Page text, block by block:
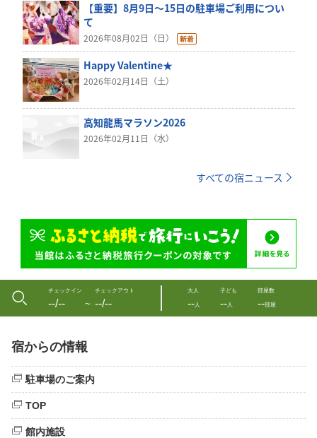
【重要】8月9日～15日の駐車場ご利用につい
て
2026年08月02日（日）
Happy Valentine★
2026年02月14日（土）
高知龍馬マラソン2026
2026年02月11日（水）
すべての宿ニュース
チェックイン
--/-- 〜
チェックアウト
--/--
大人
--人
子ども
--人
部屋数
--部屋
宿からの情報
駐車場のご案内
TOP
館内施設